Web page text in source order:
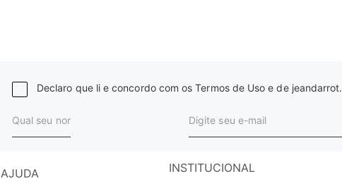
Declaro que li e concordo com os Termos de Uso e de jeandarrot.
AJUDA
INSTITUCIONAL